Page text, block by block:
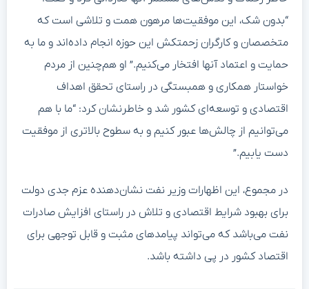
“بدون شک، این موفقیت‌ها مرهون همت و تلاشی است که
متخصصان و کارگران زحمتکش این حوزه انجام داده‌اند و ما به
حمایت و اعتماد آنها افتخار می‌کنیم.” او هم‌چنین از مردم
خواستار همکاری و همبستگی در راستای تحقق اهداف
اقتصادی و توسعه‌ای کشور شد و خاطرنشان کرد: “ما با هم
می‌توانیم از چالش‌ها عبور کنیم و به سطوح بالاتری از موفقیت
دست یابیم.”
در مجموع، این اظهارات وزیر نفت نشان‌دهنده عزم جدی دولت
برای بهبود شرایط اقتصادی و تلاش در راستای افزایش صادرات
نفت می‌باشد که می‌تواند پیامدهای مثبت و قابل توجهی برای
اقتصاد کشور در پی داشته باشد.